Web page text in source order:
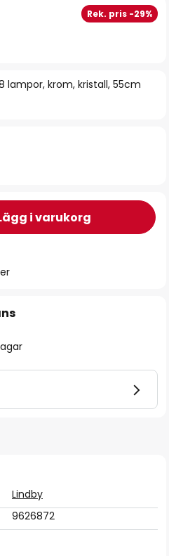
lampor, krom, kristall, 55cm
Rek. pris -29%
i varukorg
Lindby
9626872